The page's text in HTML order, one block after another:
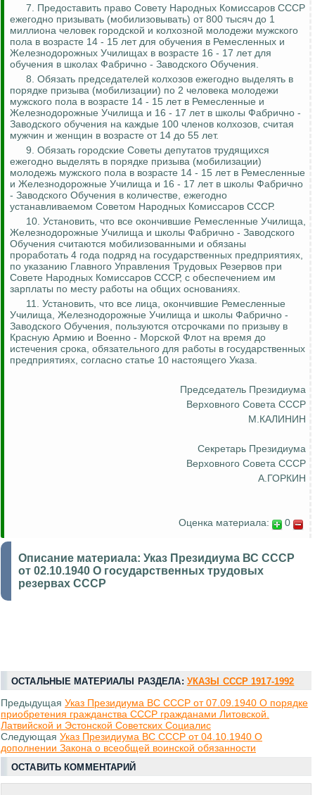
7. Предоставить право Совету Народных Комиссаров СССР
ежегодно призывать (мобилизовывать) от 800 тысяч до 1
миллиона человек городской и колхозной молодежи мужского
пола в возрасте 14 - 15 лет для обучения в Ремесленных и
Железнодорожных Училищах в возрасте 16 - 17 лет для
обучения в школах Фабрично - Заводского Обучения.
8. Обязать председателей колхозов ежегодно выделять в
порядке призыва (мобилизации) по 2 человека молодежи
мужского пола в возрасте 14 - 15 лет в Ремесленные и
Железнодорожные Училища и 16 - 17 лет в школы Фабрично -
Заводского обучения на каждые 100 членов колхозов, считая
мужчин и женщин в возрасте от 14 до 55 лет.
9. Обязать городские Советы депутатов трудящихся
ежегодно выделять в порядке призыва (мобилизации)
молодежь мужского пола в возрасте 14 - 15 лет в Ремесленные
и Железнодорожные Училища и 16 - 17 лет в школы Фабрично
- Заводского Обучения в количестве, ежегодно
устанавливаемом Советом Народных Комиссаров СССР.
10. Установить, что все окончившие Ремесленные Училища,
Железнодорожные Училища и школы Фабрично - Заводского
Обучения считаются мобилизованными и обязаны
проработать 4 года подряд на государственных предприятиях,
по указанию Главного Управления Трудовых Резервов при
Совете Народных Комиссаров СССР, с обеспечением им
зарплаты по месту работы на общих основаниях.
11. Установить, что все лица, окончившие Ремесленные
Училища, Железнодорожные Училища и школы Фабрично -
Заводского Обучения, пользуются отсрочками по призыву в
Красную Армию и Военно - Морской Флот на время до
истечения срока, обязательного для работы в государственных
предприятиях, согласно статье 10 настоящего Указа.
Председатель Президиума
Верховного Совета СССР
М.КАЛИНИН
Секретарь Президиума
Верховного Совета СССР
А.ГОРКИН
Оценка материала: 0
Описание материала: Указ Президиума ВС СССР
от 02.10.1940 О государственных трудовых
резервах СССР
ОСТАЛЬНЫЕ МАТЕРИАЛЫ РАЗДЕЛА: УКАЗЫ СССР 1917-1992
Предыдущая Указ Президиума ВС СССР от 07.09.1940 О порядке
приобретения гражданства СССР гражданами Литовской.
Латвийской и Эстонской Советских Социалис
Следующая Указ Президиума ВС СССР от 04.10.1940 О
дополнении Закона о всеобщей воинской обязанности
ОСТАВИТЬ КОММЕНТАРИЙ